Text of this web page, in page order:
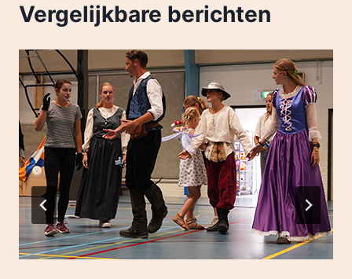
Vergelijkbare berichten